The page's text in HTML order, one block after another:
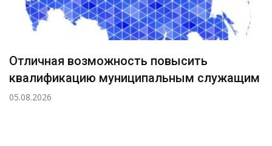
Отличная возможность повысить
квалификацию муниципальным служащим
05.08.2026